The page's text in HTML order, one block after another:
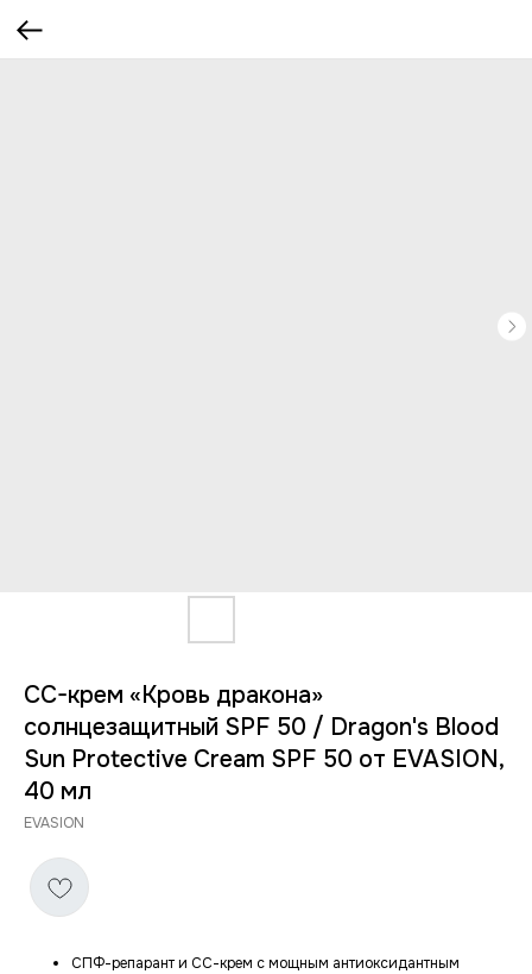
CC-крем «Кровь дракона»
солнцезащитный SPF 50 / Dragon's Blood
Sun Protective Cream SPF 50 от EVASION,
40 мл
EVASION
СПФ-репарант и СС-крем с мощным антиоксидантным